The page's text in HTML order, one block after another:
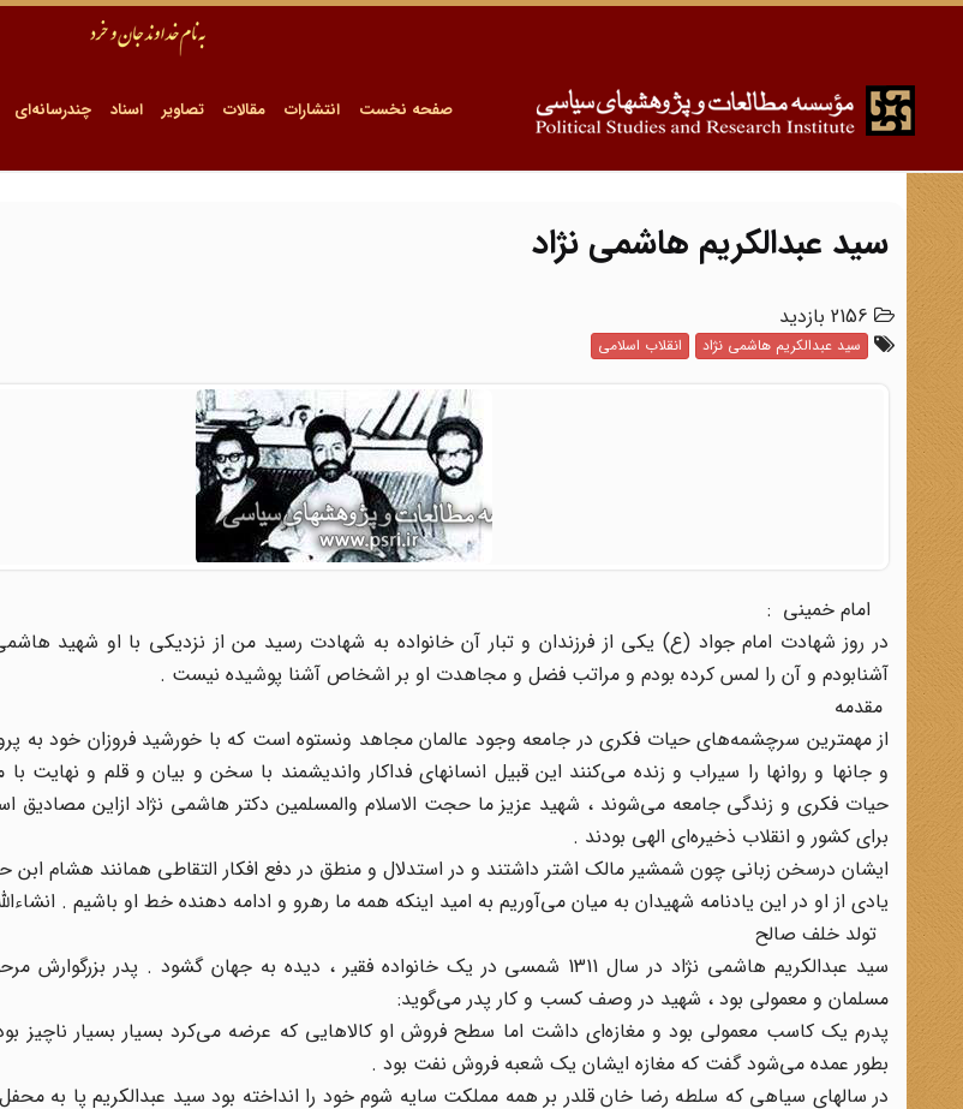
صفحه نخست انتشارات مقالات تصاویر اسناد چندرسانه‌ای
سید عبدالکریم هاشمی نژاد
سید عبدالکریم هاشمی نژاد انقلاب اسلامی
امام خمینی :
در روز شهادت امام جواد (ع) یکی از فرزندان و تبار آن خانواده به شهادت رسید من از نزدیکی با او شهید
آشنابودم و آن را لمس کرده بودم و مراتب فضل و مجاهدت او بر اشخاص آشنا پوشیده نیست .
مقدمه
از مهمترین سرچشمه‌های حیات فکری در جامعه وجود عالمان مجاهد ونستوه است که با خورشید فروزان خود به
و جانها و روانها را سیراب و زنده می‌کنند این قبیل انسانهای فداکار واندیشمند با سخن و بیان و قلم و نهایت
حیات فکری و زندگی جامعه می‌شوند ، شهید عزیز ما حجت الاسلام والمسلمین دکتر هاشمی نژاد ازاین
برای کشور و انقلاب ذخیره‌ای الهی بودند .
ایشان درسخن زبانی چون شمشیر مالک اشتر داشتند و در استدلال و منطق در دفع افکار التقاطی همانند هشام ابن
یادی از او در این یادنامه شهیدان به میان می‌آوریم به امید اینکه همه ما رهرو و ادامه دهنده خط او باشیم .
تولد خلف صالح
سید عبدالکریم هاشمی‌ نژاد در سال 1311 شمسی در یک خانواده فقیر ، دیده به جهان گشود .
مسلمان و معمولی بود ، شهید در وصف کسب و کار پدر می‌گوید:
پدرم یک کاسب معمولی بود و مغازه‌ای داشت اما سطح فروش او کالاهایی که عرضه می‌کرد بسیار بسیار ناچیز
بطور عمده می‌شود گفت که مغازه ایشان یک شعبه فروش نفت بود .
در سالهای سیاهی که سلطه رضا خان قلدر بر همه مملکت سایه شوم خود را انداخته بود سید عبدالکریم پا به